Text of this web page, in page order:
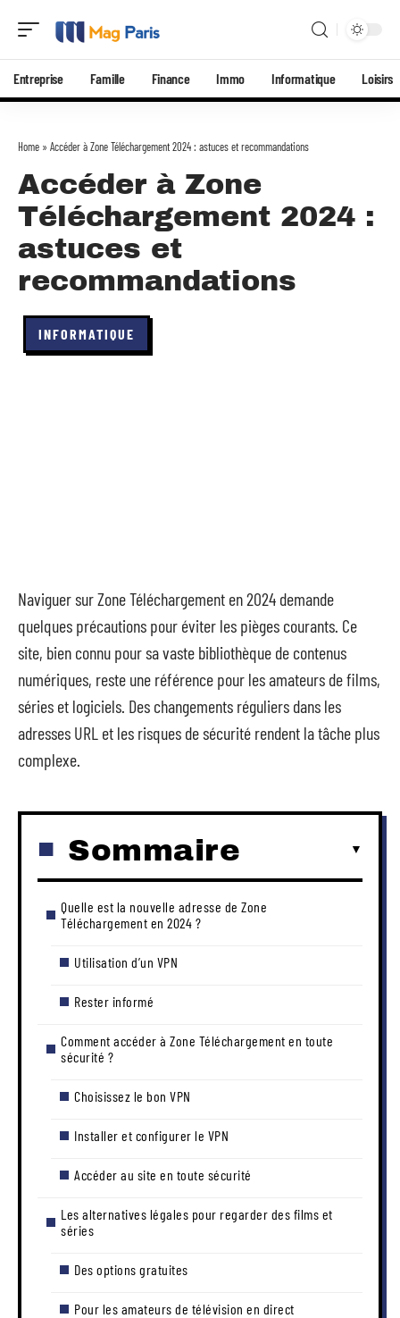
Entreprise Famille Finance Immo Informatique Loisirs
Home » Accéder à Zone Téléchargement 2024 : astuces et recommandations
Accéder à Zone
Téléchargement 2024 :
astuces et
recommandations
INFORMATIQUE
Naviguer sur Zone Téléchargement en 2024 demande
quelques précautions pour éviter les pièges courants. Ce
site, bien connu pour sa vaste bibliothèque de contenus
numériques, reste une référence pour les amateurs de films,
séries et logiciels. Des changements réguliers dans les
adresses URL et les risques de sécurité rendent la tâche plus
complexe.
Sommaire
Quelle est la nouvelle adresse de Zone
Téléchargement en 2024 ?
Utilisation d’un VPN
Rester informé
Comment accéder à Zone Téléchargement en toute
sécurité ?
Choisissez le bon VPN
Installer et configurer le VPN
Accéder au site en toute sécurité
Les alternatives légales pour regarder des films et
séries
Des options gratuites
Pour les amateurs de télévision en direct